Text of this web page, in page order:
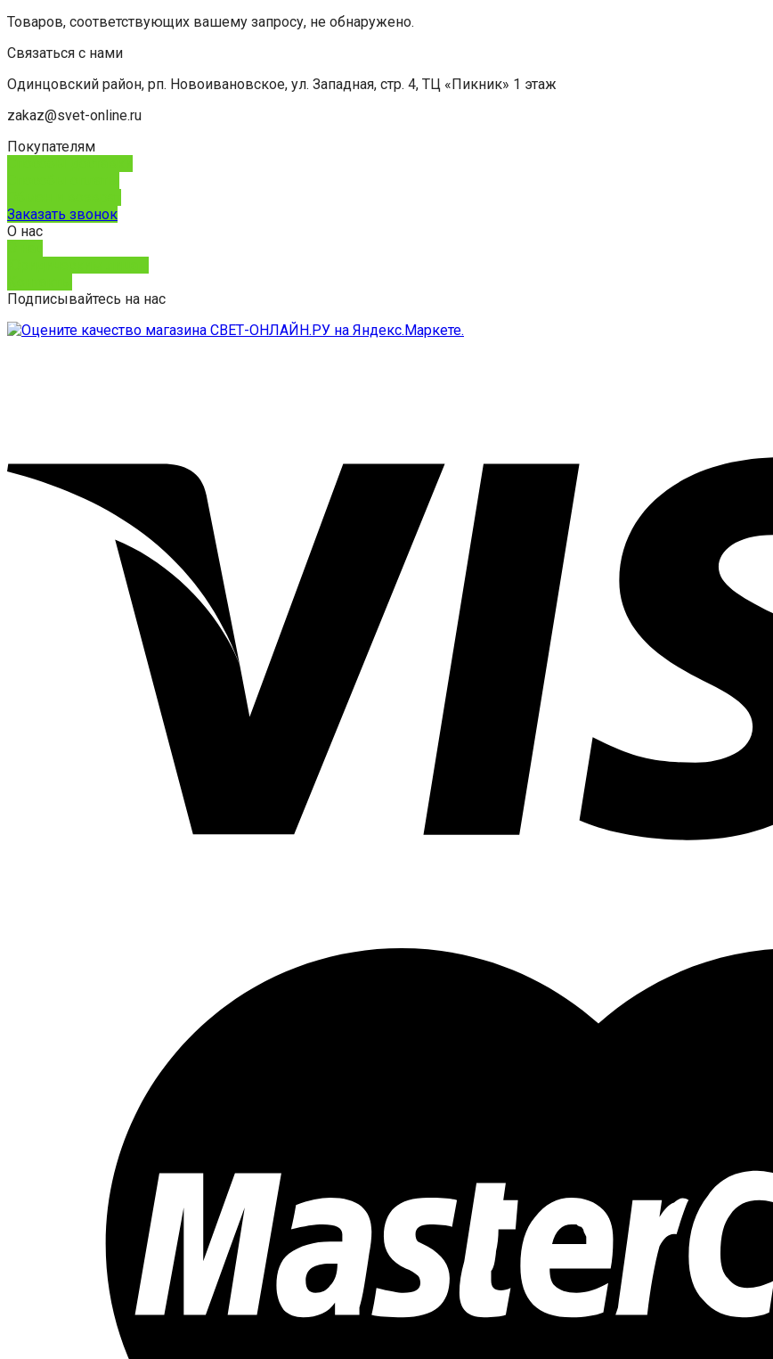
Товаров, соответствующих вашему запросу, не обнаружено.
Связаться с нами
Одинцовский район, рп. Новоивановское, ул. Западная, стр. 4, ТЦ «Пикник» 1 этаж
zakaz@svet-online.ru
Покупателям
Заказать звонок
О нас
Подписывайтесь на нас